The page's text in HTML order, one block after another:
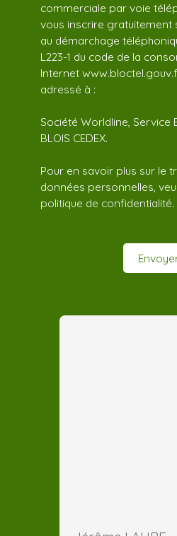
commerciale par voie
vous inscrire gratuitement
au démarchage
L223-1 du code de la
Internet
adressé à :
Société Worldline, Service
BLOIS CEDEX.
Pour en savoir plus sur le
données personnelles,
politique de confidentialité.